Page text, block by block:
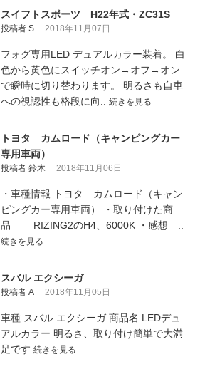
スイフトスポーツ H22年式・ZC31S
投稿者 S 2018年11月07日
フォグ専用LED デュアルカラー装着。 白
色から黄色にスイッチオン→オフ→オン
で瞬時に切り替わります。 明るさも自車
への視認性も格段に向.. 続きを見る
トヨタ カムロード（キャンピングカー
専用車両）
投稿者 鈴木 2018年11月06日
・車種情報 トヨタ カムロード（キャン
ピングカー専用車両） ・取り付けた商
品 RIZING2のH4、6000K ・感想 ..
続きを見る
スバル エクシーガ
投稿者 A 2018年11月05日
車種 スバル エクシーガ 商品名 LEDデュ
アルカラー 明るさ、取り付け簡単で大満
足です 続きを見る